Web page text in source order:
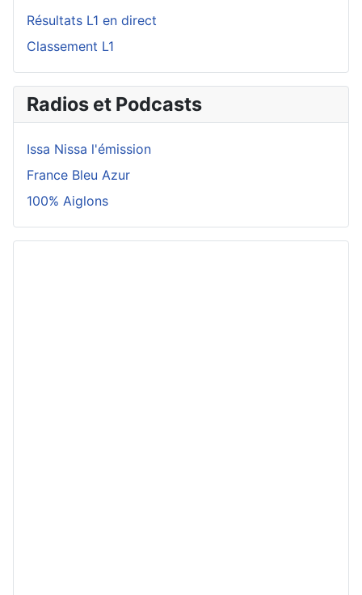
Résultats L1 en direct
Classement L1
Radios et Podcasts
Issa Nissa l'émission
France Bleu Azur
100% Aiglons